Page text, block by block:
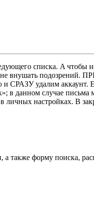
списка. A чтобы
внушать
СРАЗУ удалим аккаунт.
в данном случае
личных настройках. В
а также форму поиска,